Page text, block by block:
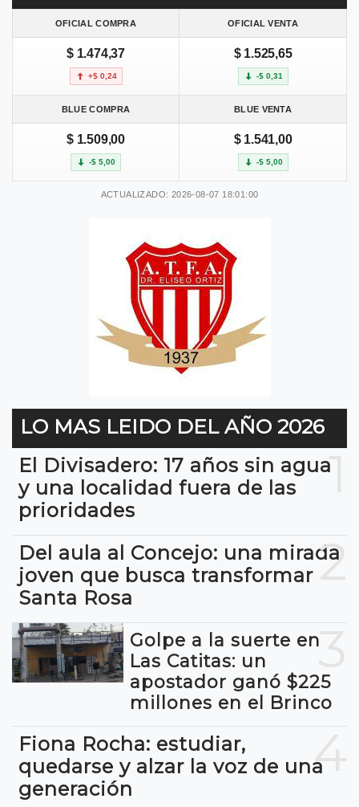
OFICIAL COMPRA OFICIAL VENTA
$ 1.474,37
+$ 0,24
$ 1.525,65
-$ 0,31
BLUE COMPRA BLUE VENTA
$ 1.509,00
-$ 5,00
$ 1.541,00
-$ 5,00
ACTUALIZADO: 2026-08-07 18:01:00
LO MAS LEIDO DEL AÑO 2026
1
El Divisadero: 17 años sin agua
y una localidad fuera de las
prioridades
2
Del aula al Concejo: una mirada
joven que busca transformar
Santa Rosa
3
Golpe a la suerte en
Las Catitas: un
apostador ganó $225
millones en el Brinco
4
Fiona Rocha: estudiar,
quedarse y alzar la voz de una
generación